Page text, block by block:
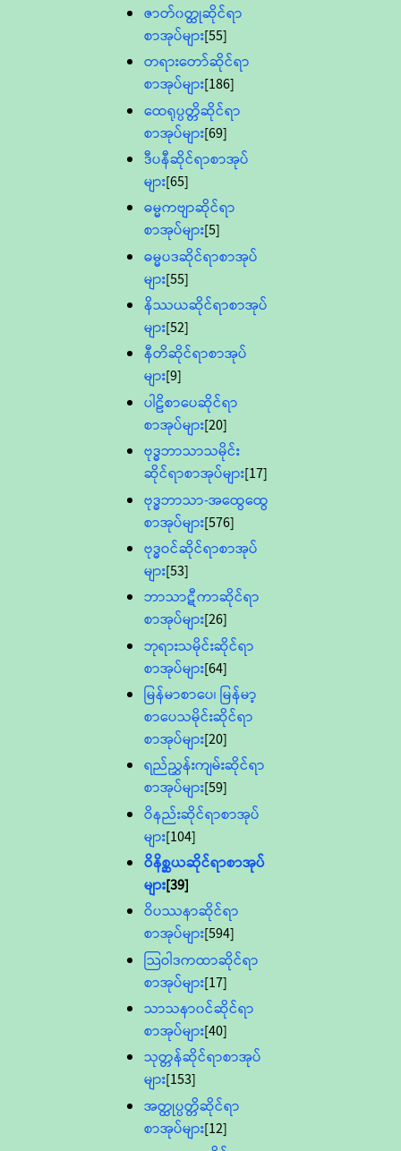
ဇာတ်၀တ္ထုဆိုင်ရာ
စာအုပ်များ[55]
တရားတော်ဆိုင်ရာ
စာအုပ်များ[186]
ထေရုပ္ပတ္တိဆိုင်ရာ
စာအုပ်များ[69]
ဒီပနီဆိုင်ရာစာအုပ်
များ[65]
ဓမ္မကဗျာဆိုင်ရာ
စာအုပ်များ[5]
ဓမ္မပဒဆိုင်ရာစာအုပ်
များ[55]
နိဿယဆိုင်ရာစာအုပ်
များ[52]
နီတိဆိုင်ရာစာအုပ်
များ[9]
ပါဠိစာပေဆိုင်ရာ
စာအုပ်များ[20]
ဗုဒ္ဓဘာသာသမိုင်း
ဆိုင်ရာစာအုပ်များ[17]
ဗုဒ္ဓဘာသာ-အထွေထွေ
စာအုပ်များ[576]
ဗုဒ္ဓဝင်ဆိုင်ရာစာအုပ်
များ[53]
ဘာသာဋီကာဆိုင်ရာ
စာအုပ်များ[26]
ဘုရားသမိုင်းဆိုင်ရာ
စာအုပ်များ[64]
မြန်မာစာပေ၊ မြန်မာ့
စာပေသမိုင်းဆိုင်ရာ
စာအုပ်များ[20]
ရည်ညွှန်းကျမ်းဆိုင်ရာ
စာအုပ်များ[59]
ဝိနည်းဆိုင်ရာစာအုပ်
များ[104]
ဝိနိစ္ဆယဆိုင်ရာစာအုပ်
များ[39]
ဝိပဿနာဆိုင်ရာ
စာအုပ်များ[594]
သြဝါဒကထာဆိုင်ရာ
စာအုပ်များ[17]
သာသနာ၀င်ဆိုင်ရာ
စာအုပ်များ[40]
သုတ္တန်ဆိုင်ရာစာအုပ်
များ[153]
အတ္ထုပ္ပတ္တိဆိုင်ရာ
စာအုပ်များ[12]